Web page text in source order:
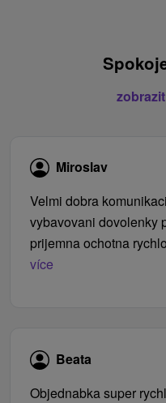
Miroslav
Velmi dobra
vybavovani dovolenky
prijemna ochotna
více
Beata
Objednabka super